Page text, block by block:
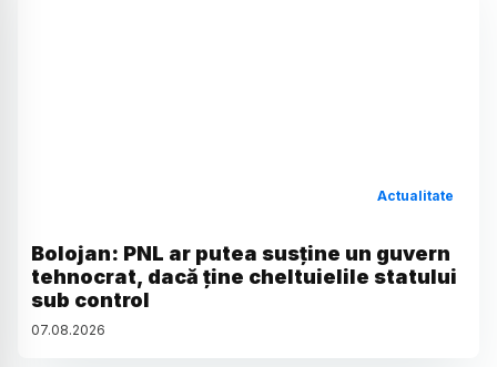
Actualitate
Bolojan: PNL ar putea susține un guvern
tehnocrat, dacă ține cheltuielile statului
sub control
07.08.2026